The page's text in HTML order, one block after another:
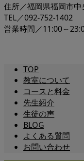
住所／福岡県福岡市
TEL／092-752-1402
営業時間／11:00～
TOP
教室について
コースと料金
先生紹介
生徒の声
BLOG
よくある質問
お問い合わせ